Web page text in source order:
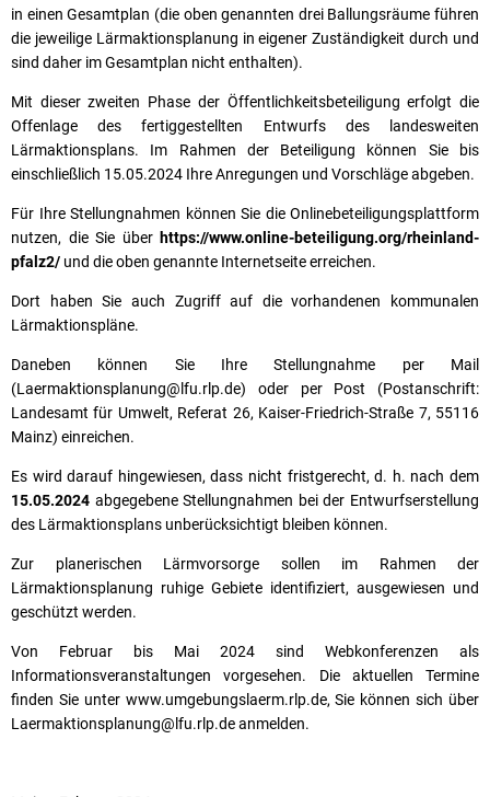
in einen Gesamtplan (die oben genannten drei Ballungsräume führen
die jeweilige Lärmaktionsplanung in eigener Zuständigkeit durch und
sind daher im Gesamtplan nicht enthalten).
Mit dieser zweiten Phase der Öffentlichkeitsbeteiligung erfolgt die
Offenlage des fertiggestellten Entwurfs des landesweiten
Lärmaktionsplans. Im Rahmen der Beteiligung können Sie bis
einschließlich 15.05.2024 Ihre Anregungen und Vorschläge abgeben.
Für Ihre Stellungnahmen können Sie die Onlinebeteiligungsplattform
nutzen, die Sie über https://www.online-beteiligung.org/rheinland-
pfalz2/ und die oben genannte Internetseite erreichen.
Dort haben Sie auch Zugriff auf die vorhandenen kommunalen
Lärmaktionspläne.
Daneben können Sie Ihre Stellungnahme per Mail
(Laermaktionsplanung@lfu.rlp.de) oder per Post (Postanschrift:
Landesamt für Umwelt, Referat 26, Kaiser-Friedrich-Straße 7, 55116
Mainz) einreichen.
Es wird darauf hingewiesen, dass nicht fristgerecht, d. h. nach dem
15.05.2024 abgegebene Stellungnahmen bei der Entwurfserstellung
des Lärmaktionsplans unberücksichtigt bleiben können.
Zur planerischen Lärmvorsorge sollen im Rahmen der
Lärmaktionsplanung ruhige Gebiete identifiziert, ausgewiesen und
geschützt werden.
Von Februar bis Mai 2024 sind Webkonferenzen als
Informationsveranstaltungen vorgesehen. Die aktuellen Termine
finden Sie unter www.umgebungslaerm.rlp.de, Sie können sich über
Laermaktionsplanung@lfu.rlp.de anmelden.